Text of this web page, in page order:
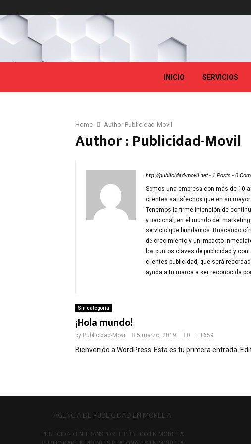
INICIO SERVICIOS
Home Author Publicidad-Movil
Author : Publicidad-Movil
http://publicidad-movil.net- 1 Posts - 0
Somos una empresa con más de 10
clientes satisfechos que en su
Tenemos la firme intención de
y nacional, en el mundo del
servicio que brindamos. Buscando
de crecimiento y un impacto
los puntos claves de publicidad y
clientes publicidad, que será
ayuda a tu marca a ser reconocida
Sin categoría
¡Hola mundo!
by Publicidad-Movil 5 marzo, 2019 0 1659
Bienvenido a WordPress. Esta es tu primera entrada.
AGENCIA DE PUBLICIDAD EN MORELIA
PUBLICIDAD EN TRANSPORTE PÚBLICO EN MORELIA